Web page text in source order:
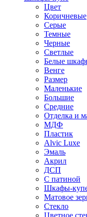
Цвет
Коричневые
Серые
Темные
Черные
Светлые
Белые
Венге
Размер
Маленькие
Большие
Средние
Отделка и
МДФ
Пластик
Alvic Luxe
Эмаль
Акрил
ДСП
С патиной
Шкафы-купе
Матовое
Стекло
Цветное